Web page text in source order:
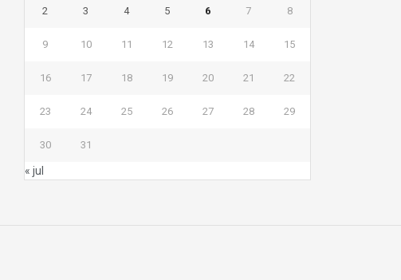
2 3 4 5 6 7 8
9 10 11 12 13 14 15
16 17 18 19 20 21 22
23 24 25 26 27 28 29
30 31
« jul